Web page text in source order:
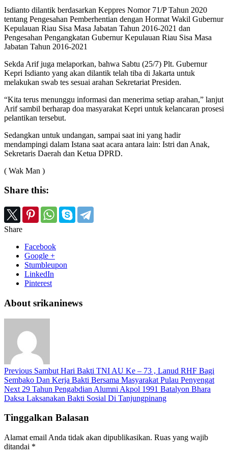
Isdianto dilantik berdasarkan Keppres Nomor 71/P Tahun 2020
tentang Pengesahan Pemberhentian dengan Hormat Wakil Gubernur
Kepulauan Riau Sisa Masa Jabatan Tahun 2016-2021 dan
Pengesahan Pengangkatan Gubernur Kepulauan Riau Sisa Masa
Jabatan Tahun 2016-2021
Sekda Arif juga melaporkan, bahwa Sabtu (25/7) Plt. Gubernur
Kepri Isdianto yang akan dilantik telah tiba di Jakarta untuk
melakukan swab tes sesuai arahan Sekretariat Presiden.
“Kita terus menunggu informasi dan menerima setiap arahan,” lanjut
Arif sambil berharap doa masyarakat Kepri untuk kelancaran prosesi
pelantikan tersebut.
Sedangkan untuk undangan, sampai saat ini yang hadir
mendampingi dalam Istana saat acara antara lain: Istri dan Anak,
Sekretaris Daerah dan Ketua DPRD.
( Wak Man )
Share this:
Share
Facebook
Google +
Stumbleupon
LinkedIn
Pinterest
About srikaninews
Previous Sambut Hari Bakti TNI AU Ke – 73 , Lanud RHF Bagi
Sembako Dan Kerja Bakti Bersama Masyarakat Pulau Penyengat
Next 29 Tahun Pengabdian Alumni Akpol 1991 Batalyon Bhara
Daksa Laksanakan Bakti Sosial Di Tanjungpinang
Tinggalkan Balasan
Alamat email Anda tidak akan dipublikasikan. Ruas yang wajib
ditandai *